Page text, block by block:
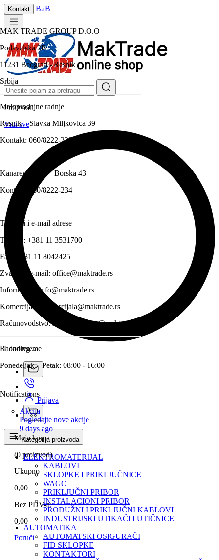
Kontakt
MAK TRADE GROUP D.O.O
Podavalska 2B
11231 Beograd - Resnik
Srbija
Maloprodajne radnje
Resnik – Slavka Miljkovica 39
Kontakt: 060/8222-233
Kanarevo brdo – Borska 43
Kontakt:
060/8222-234
Telefoni i e-mail adrese
Telefon: +381 11 3531700
Fax:
+381 11 8042425
Zvanični e-mail: office@maktrade.rs
Informacije:
info@maktrade.rs
Komercijala:
komercijala@maktrade.rs
Računovodstvo:racunovodstvo@maktrade.rs
Radno vreme
Ponedeljak – Petak: 08:00 - 16:00
B2B
Proizvodi
Vidi sve
Loading...
Notifications
Akcija
Pogledajte nove akcije
9 days ago
Prijava
Moja korpa
(0 proizvod)
Ukupno
0,00
Bez PDV-a:
0,00
Poruči
Kategorija proizvoda
ELEKTROMATERIJAL
KABLOVI
SKLOPKE I PRIKLJUČNICE
WAGO
PRIKLJUČNI PRIBOR
INSTALACIONI PRIBOR
PRODUŽNI I PRIKLJUČNI KABLOVI
INDUSTRIJSKI UTIKAČI I UTIČNICE
AUTOMATIKA
AUTOMATSKI OSIGURAČI
FID SKLOPKE
KONTAKTORI